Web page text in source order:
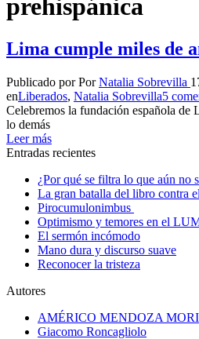
prehispánica
Lima cumple miles de
Publicado por PorNatalia Sobrevilla
enLiberados, Natalia Sobrevilla5
Celebremos la fundación española de
lo demás
Leer más
Entradas recientes
¿Por qué se filtra lo que aún no
La gran batalla del libro contra
Pirocumulonimbus
Optimismo y temores en el
El sermón incómodo
Mano dura y discurso suave
Reconocer la tristeza
Autores
AMÉRICO MENDOZA MORI
Giacomo Roncagliolo